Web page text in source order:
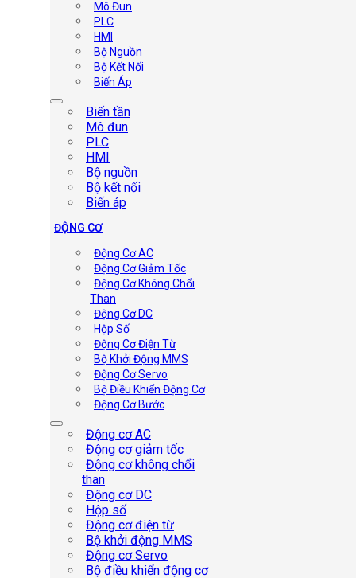
Mô Đun
PLC
HMI
Bộ Nguồn
Bộ Kết Nối
Biến Áp
Biến tần
Mô đun
PLC
HMI
Bộ nguồn
Bộ kết nối
Biến áp
ĐỘNG CƠ
Động Cơ AC
Động Cơ Giảm Tốc
Động Cơ Không Chổi
Than
Động Cơ DC
Hộp Số
Động Cơ Điện Từ
Bộ Khởi Động MMS
Động Cơ Servo
Bộ Điều Khiển Động Cơ
Động Cơ Bước
Động cơ AC
Động cơ giảm tốc
Động cơ không chổi
than
Động cơ DC
Hộp số
Động cơ điện từ
Bộ khởi động MMS
Động cơ Servo
Bộ điều khiển động cơ